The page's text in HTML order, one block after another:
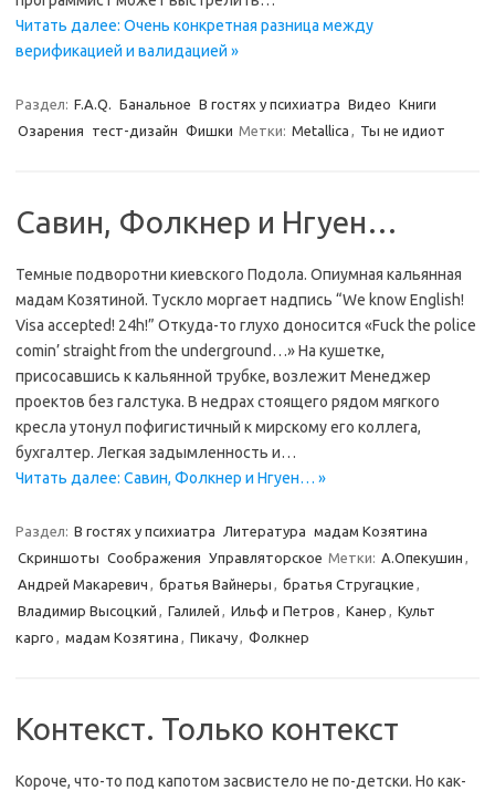
Читать далее: Очень конкретная разница между
верификацией и валидацией »
Раздел: F.A.Q. Банальное В гостях у психиатра Видео Книги
Озарения
тест-дизайн Фишки Метки: Metallica , Ты не идиот
Савин, Фолкнер и Нгуен…
Темные подворотни киевского Подола. Опиумная кальянная
мадам Козятиной. Тускло моргает надпись “We know English!
Visa accepted! 24h!” Откуда-то глухо доносится «Fuck the police
comin’ straight from the underground…» На кушетке,
присосавшись к кальянной трубке, возлежит Менеджер
проектов без галстука. В недрах стоящего рядом мягкого
кресла утонул пофигистичный к мирскому его коллега,
бухгалтер. Легкая задымленность и…
Читать далее: Савин, Фолкнер и Нгуен… »
Раздел: В гостях у психиатра Литература мадам Козятина
Скриншоты Соображения Управляторское Метки: А.Опекушин ,
Андрей Макаревич , братья Вайнеры , братья Стругацкие ,
Владимир Высоцкий , Галилей , Ильф и Петров , Канер , Культ
карго , мадам Козятина , Пикачу, Фолкнер
Контекст. Только контекст
Короче, что-то под капотом засвистело не по-детски. Но как-